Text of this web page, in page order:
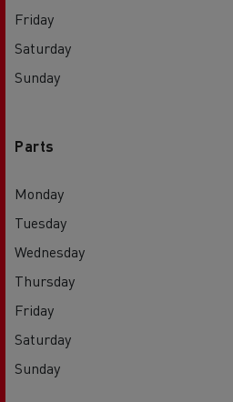
Friday
Saturday
Sunday
Parts
Monday
Tuesday
Wednesday
Thursday
Friday
Saturday
Sunday